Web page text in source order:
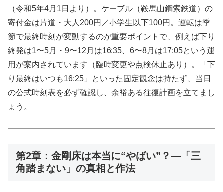
（令和5年4月1日より）。ケーブル（鞍馬山鋼索鉄道）の
寄付金は片道・大人200円／小学生以下100円。運転は季
節で最終時刻が変動するのが重要ポイントで、例えば下り
終発は1〜5月・9〜12月は16:35、6〜8月は17:05という運
用が案内されています（臨時変更や点検休止あり）。「下
り最終はいつも16:25」といった固定観念は持たず、当日
の公式時刻表を必ず確認し、余裕ある往復計画を立てまし
ょう。
第2章：金剛床は本当に“やばい”？—「三
角踏まない」の真相と作法